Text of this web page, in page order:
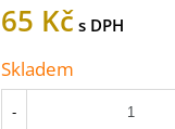
65 Kč
Skladem
-